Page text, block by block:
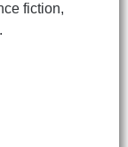
fiction,